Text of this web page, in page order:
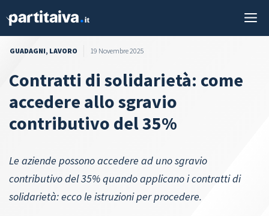
GUADAGNI, LAVORO 19 Novembre 2025
Contratti di solidarietà: come
accedere allo sgravio
contributivo del 35%
Le aziende possono accedere ad uno sgravio
contributivo del 35% quando applicano i contratti di
solidarietà: ecco le istruzioni per procedere.